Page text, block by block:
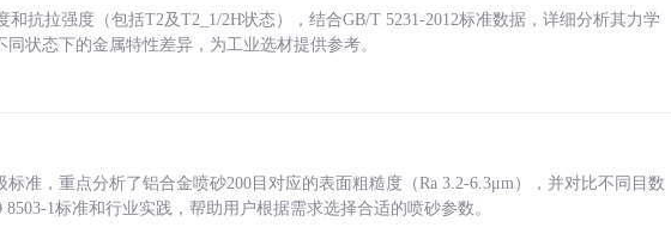
抗拉强度（包括T2及T2_1/2H状态），结合GB/T 5231-2012标准数据，详细分析其力学
状态下的金属特性差异，为工业选材提供参考。
准，重点分析了铝合金喷砂200目对应的表面粗糙度（Ra 3.2-6.3μm），并对比不同目数
1标准和行业实践，帮助用户根据需求选择合适的喷砂参数。